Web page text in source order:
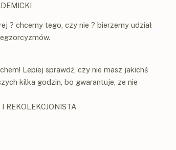
? chcemy tego, czy nie ? bierzemy udział
Lepiej sprawdź, czy nie masz jakichś
kilka godzin, bo gwarantuje, ze nie
REKOLEKCJONISTA